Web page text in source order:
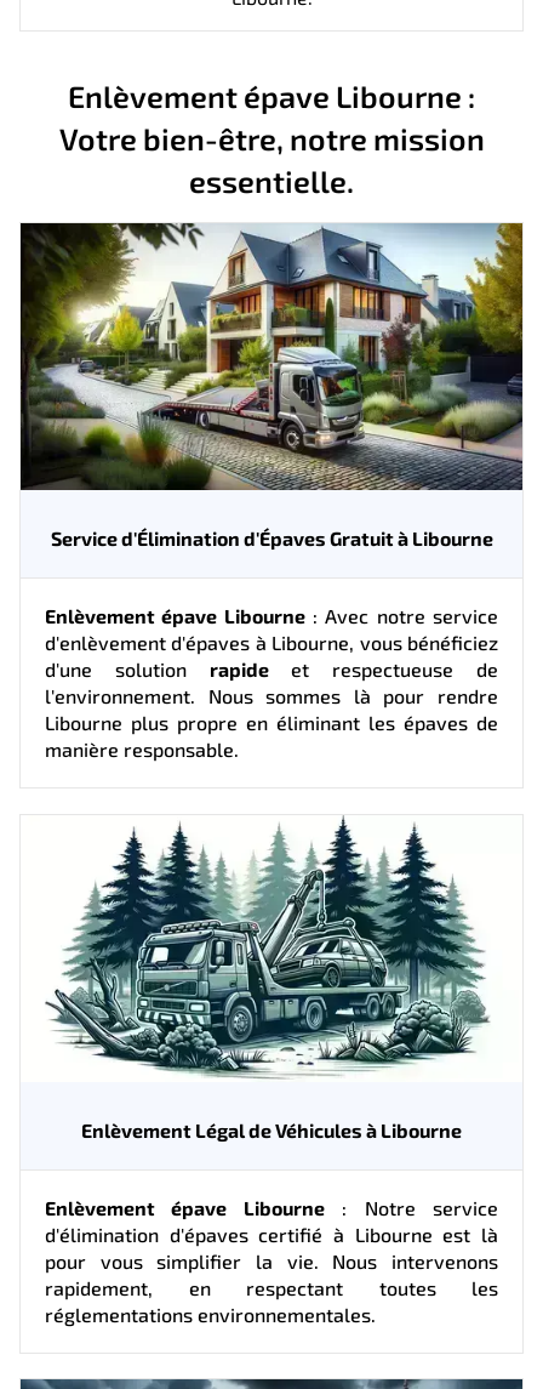
Enlèvement épave Libourne :
Votre bien-être, notre mission
essentielle.
Service d'Élimination d'Épaves Gratuit à Libourne
Enlèvement épave Libourne: Avec notre service
d'enlèvement d'épaves à Libourne, vous bénéficiez
d'une solution rapideet respectueuse de
l'environnement. Nous sommes là pour rendre
Libourne plus propre en éliminant les épaves de
manière responsable.
Enlèvement Légal de Véhicules à Libourne
Enlèvement épave Libourne: Notre service
d'élimination d'épaves certifié à Libourne est là
pour vous simplifier la vie. Nous intervenons
rapidement, en respectant toutes les
réglementations environnementales.